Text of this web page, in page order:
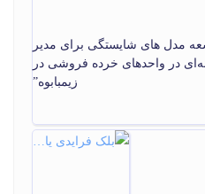
“توسعه مدل های شایستگی برای مدیر
در واحدهای خرده فروشی در
زیمبابوه”